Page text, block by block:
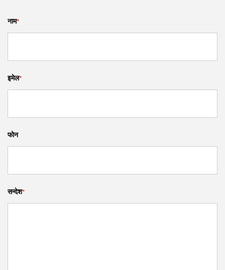
नाम*
इमेल*
फोन
सन्देश*